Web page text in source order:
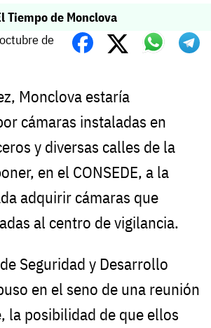
Tiempo de Monclova
de
Monclova estaría
cámaras instaladas en
y diversas calles de la
en el CONSEDE, a la
adquirir cámaras que
al centro de vigilancia.
Seguridad y Desarrollo
en el seno de una reunión
la posibilidad de que ellos